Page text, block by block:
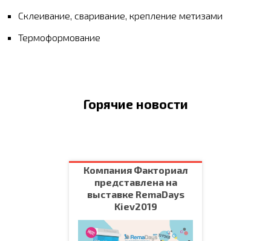
Склеивание, сваривание, крепление метизами
Термоформование
Горячие новости
Компания Факториал
представлена на
выставке RemaDays
Kiev2019